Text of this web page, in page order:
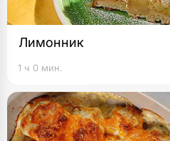
Лимонник
1 ч 0 мин.